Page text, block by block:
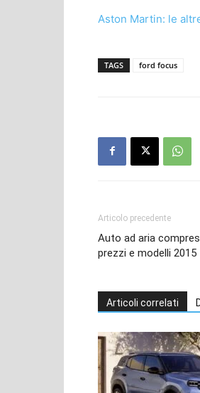
Aston Martin: le
TAGS ford focus
Articolo precedente
Auto ad aria
prezzi e modelli 2015
Articoli correlati